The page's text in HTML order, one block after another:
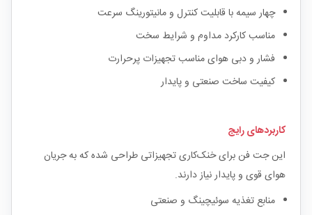
چهار سیمه با قابلیت کنترل و مانیتورینگ سرعت
مناسب کارکرد مداوم و شرایط سخت
فشار و دبی هوای مناسب تجهیزات پرحرارت
کیفیت ساخت صنعتی و پایدار
کاربردهای رایج
این جت فن برای خنک‌کاری تجهیزاتی طراحی شده که به جریان
هوای قوی و پایدار نیاز دارند.
منابع تغذیه سوئیچینگ و صنعتی